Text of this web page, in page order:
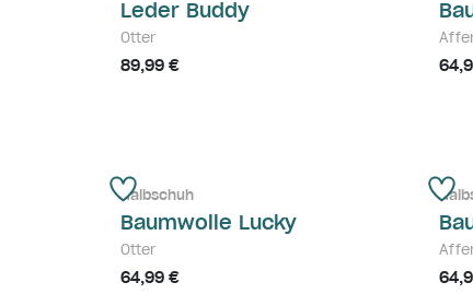
Leder Buddy
Otter
89,99 €
Halbschuh
Baumwolle Lucky
Otter
64,99 €